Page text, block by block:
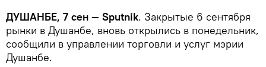
ДУШАНБЕ, 7 сен — Sputnik. Закрытые 6 сентября
рынки в Душанбе, вновь открылись в понедельник,
сообщили в управлении торговли и услуг мэрии
Душанбе.